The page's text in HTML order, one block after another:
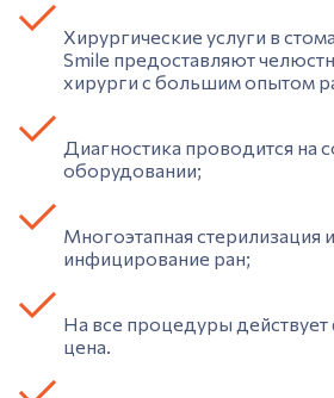
Хирургические услуги в
Smile предоставляют
хирурги c большим опытом
Диагностика проводится на
оборудовании;
Многоэтапная стерилизация
инфицирование ран;
На все процедуры
цена.